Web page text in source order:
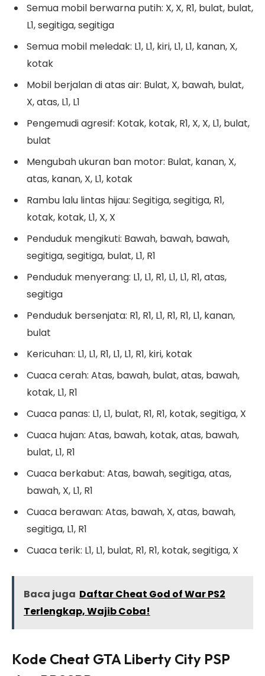
Semua mobil berwarna putih: X, X, R1, bulat, bulat,
L1, segitiga, segitiga
Semua mobil meledak: L1, L1, kiri, L1, L1, kanan, X,
kotak
Mobil berjalan di atas air: Bulat, X, bawah, bulat,
X, atas, L1, L1
Pengemudi agresif: Kotak, kotak, R1, X, X, L1, bulat,
bulat
Mengubah ukuran ban motor: Bulat, kanan, X,
atas, kanan, X, L1, kotak
Rambu lalu lintas hijau: Segitiga, segitiga, R1,
kotak, kotak, L1, X, X
Penduduk mengikuti: Bawah, bawah, bawah,
segitiga, segitiga, bulat, L1, R1
Penduduk menyerang: L1, L1, R1, L1, L1, R1, atas,
segitiga
Penduduk bersenjata: R1, R1, L1, R1, R1, L1, kanan,
bulat
Kericuhan: L1, L1, R1, L1, L1, R1, kiri, kotak
Cuaca cerah: Atas, bawah, bulat, atas, bawah,
kotak, L1, R1
Cuaca panas: L1, L1, bulat, R1, R1, kotak, segitiga, X
Cuaca hujan: Atas, bawah, kotak, atas, bawah,
bulat, L1, R1
Cuaca berkabut: Atas, bawah, segitiga, atas,
bawah, X, L1, R1
Cuaca berawan: Atas, bawah, X, atas, bawah,
segitiga, L1, R1
Cuaca terik: L1, L1, bulat, R1, R1, kotak, segitiga, X
Baca juga Daftar Cheat God of War PS2
Terlengkap, Wajib Coba!
Kode Cheat GTA Liberty City PSP